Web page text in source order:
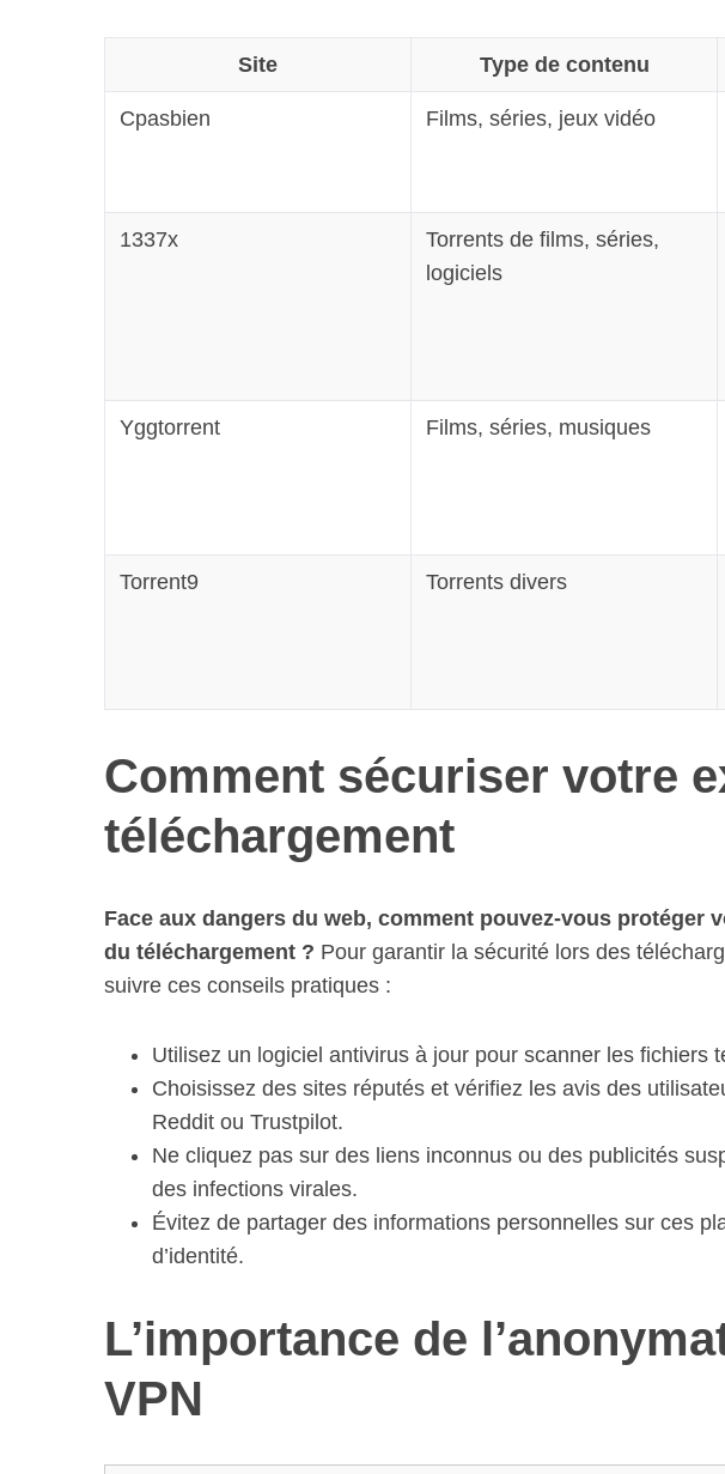
Site Type de contenu
Cpasbien Films, séries, jeux vidéo
1337x
Torrents de films, séries,
logiciels
Yggtorrent Films, séries, musiques
Torrent9 Torrents divers
Comment sécuriser votre
téléchargement
Face aux dangers du web, comment pouvez-vous protéger
du téléchargement ? Pour garantir la sécurité lors des
suivre ces conseils pratiques :
Utilisez un logiciel antivirus à jour pour scanner les fichiers
Choisissez des sites réputés et vérifiez les avis des
Reddit ou Trustpilot.
Ne cliquez pas sur des liens inconnus ou des publicités
des infections virales.
Évitez de partager des informations personnelles sur ces
d’identité.
L’importance de
VPN